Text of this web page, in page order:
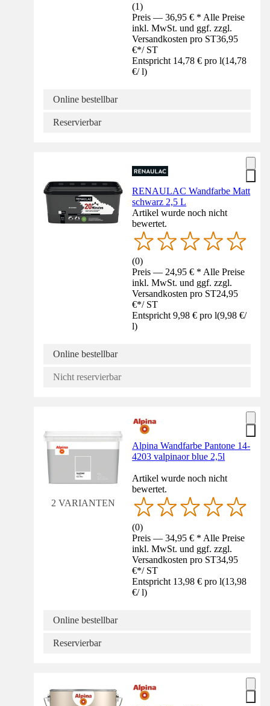
(1)
Preis — 36,95 € * Alle Preise
inkl. MwSt. und ggf. zzgl.
Versandkosten pro ST36,95
€*/ ST
Entspricht 14,78 € pro l(14,78
€/ l)
Online bestellbar
Reservierbar
RENAULAC Wandfarbe Matt
schwarz 2,5 L
Artikel wurde noch nicht
bewertet.
(0)
Preis — 24,95 € * Alle Preise
inkl. MwSt. und ggf. zzgl.
Versandkosten pro ST24,95
€*/ ST
Entspricht 9,98 € pro l(9,98 €/
l)
Online bestellbar
Nicht reservierbar
2 VARIANTEN
Alpina Wandfarbe Pantone 14-
4203 valpinaor blue 2,5l
Artikel wurde noch nicht
bewertet.
(0)
Preis — 34,95 € * Alle Preise
inkl. MwSt. und ggf. zzgl.
Versandkosten pro ST34,95
€*/ ST
Entspricht 13,98 € pro l(13,98
€/ l)
Online bestellbar
Reservierbar